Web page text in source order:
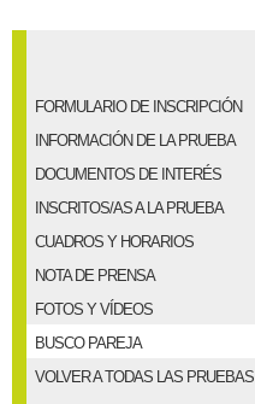
FORMULARIO DE INSCRIPCIÓN
INFORMACIÓN DE LA PRUEBA
DOCUMENTOS DE INTERÉS
INSCRITOS/AS A LA PRUEBA
CUADROS Y HORARIOS
NOTA DE PRENSA
FOTOS Y VÍDEOS
BUSCO PAREJA
VOLVER A TODAS LAS PRUEBAS